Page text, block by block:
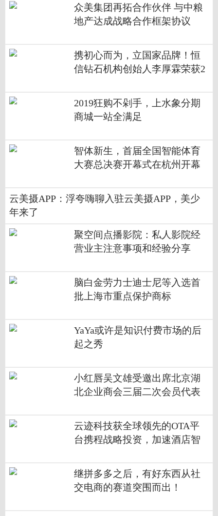
众美集团再拓合作伙伴 与中粮
地产达成战略合作框架协议
携初心而为，立国家品牌！恒
信钻石机构创始人李厚霖荣获2
2019狂购不剁手，上水象分期
商城一站全满足
智体新生，首届全国智能体育
大赛总决赛开幕式在杭州开幕
云美摄APP：浮夸嗨聊入驻云美摄APP，美少
年来了
聚空间点播影院：私人影院经
营业主注意事项和经验分享
脑白金劳力士迪士尼等入选首
批上海市重点保护商标
YaYa或许是知识付费市场的后
起之秀
小红唇吴文雄受邀出席北京湖
北企业商会三届二次会员代表
云迹科技获全球领先的OTA平
台携程战略投资，加速酒店智
继拼多多之后，有好东西从社
交电商的赛道突围而出！